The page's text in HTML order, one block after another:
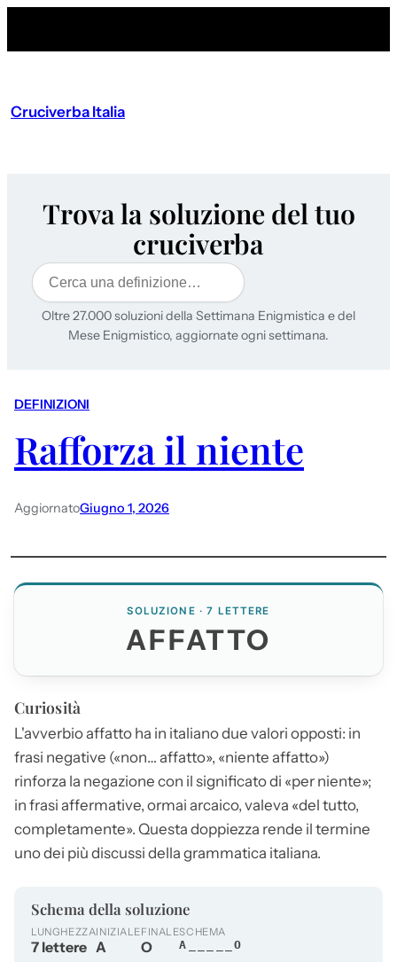
Cruciverba Italia
Trova la soluzione del tuo
cruciverba
Cerca
Oltre 27.000 soluzioni della Settimana Enigmistica e del
Mese Enigmistico, aggiornate ogni settimana.
DEFINIZIONI
Rafforza il niente
AggiornatoGiugno 1, 2026
SOLUZIONE · 7 LETTERE
AFFATTO
Curiosità
L'avverbioaffatto ha in italiano due valori opposti: in
frasi negative («non… affatto», «niente affatto»)
rinforza la negazione con il significato di «per niente»;
in frasi affermative, ormai arcaico, valeva «del tutto,
completamente». Questa doppiezza rende il termine
uno dei più discussi della grammatica italiana.
Schema della soluzione
LUNGHEZZA
7 lettere
INIZIALE
A
FINALE
O
SCHEMA
A_____O